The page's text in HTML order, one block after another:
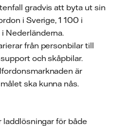
gradvis att byta ut sin
i Sverige, 1 100 i
Nederländerna.
från personbilar till
och skåpbilar.
är
ska kunna nås.
för både